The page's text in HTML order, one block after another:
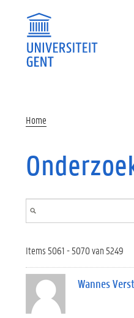
Home
Items 5061 - 5070 van 5249
Wannes